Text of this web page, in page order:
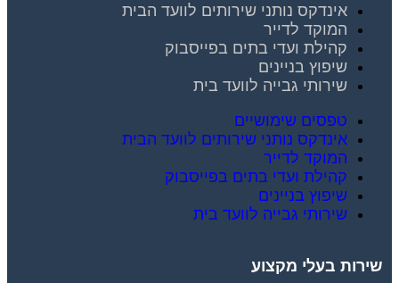
אינדקס נותני שירותים לוועד הבית
המוקד לדייר
קהילת ועדי בתים בפייסבוק
שיפוץ בניינים
שירותי גבייה לוועד בית
טפסים שימושיים
אינדקס נותני שירותים לוועד הבית
המוקד לדייר
קהילת ועדי בתים בפייסבוק
שיפוץ בניינים
שירותי גבייה לוועד בית
שירות בעלי מקצוע